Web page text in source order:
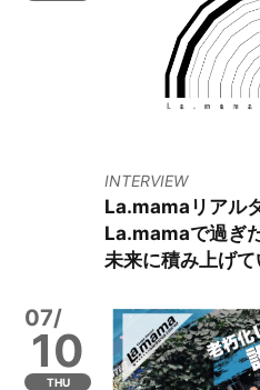
INTERVIEW
La.mamaリアル
La.mamaで過ぎ
未来に積み上げ
07/
10
THU